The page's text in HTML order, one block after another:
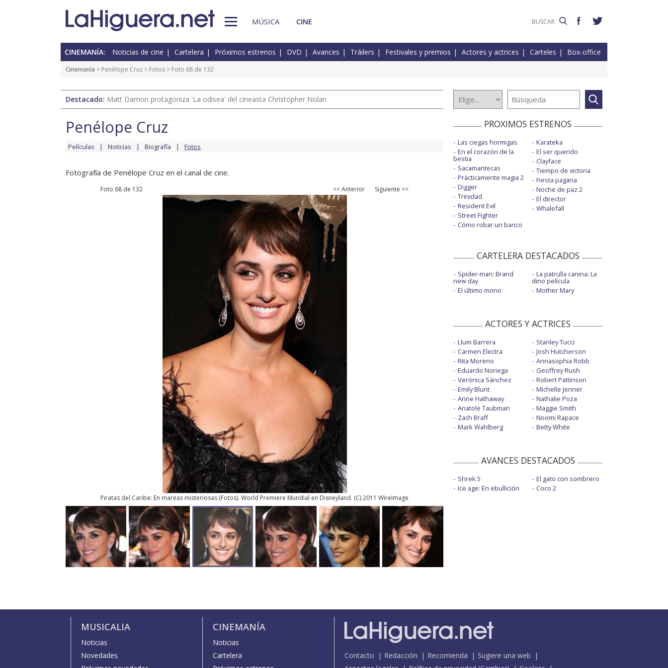
MÚSICA CINE
CINEMANÍA: Noticias de cine Cartelera Próximos estrenos DVD Avances Tráilers Festivales y premios Actores y actrices Carteles Box-office
Cinemanía > Penélope Cruz > Fotos > Foto 68 de 132
Destacado: Matt Damon protagoniza 'La odisea' del cineasta Christopher Nolan
Penélope Cruz
Películas Noticias Biografía Fotos
Fotografía de Penélope Cruz en el canal de cine.
Foto 68 de 132 << Anterior Siguiente >>
Piratas del Caribe: En mareas misteriosas (Fotos). World Premiere Mundial en Disneyland. (C) 2011 WireImage
PROXIMOS ESTRENOS
Las ciegas hormigas
En el corazón de la
bestia
Sacamantecas
Prácticamente magia 2
Digger
Trinidad
Resident Evil
Street Fighter
Cómo robar un banco
Karateka
El ser querido
Clayface
Tiempo de victoria
Fiesta pagäna
Noche de paz 2
El director
Whalefall
CARTELERA DESTACADOS
Spider-man: Brand
new day
El último mono
La patrulla canina: La
dino película
Mother Mary
ACTORES Y ACTRICES
Llum Barrera
Carmen Electra
Rita Moreno
Eduardo Noriega
Verónica Sánchez
Emily Blunt
Anne Hathaway
Anatole Taubman
Zach Braff
Mark Wahlberg
Stanley Tucci
Josh Hutcherson
Annasophia Robb
Geoffrey Rush
Robert Pattinson
Michelle Jenner
Nathalie Poza
Maggie Smith
Noomi Rapace
Betty White
AVANCES DESTACADOS
Shrek 5
Ice age: En ebullición
El gato con sombrero
Coco 2
MUSICALIA
Noticias
Novedades
CINEMANÍA
Noticias
Cartelera
Contacto Redacción Recomienda
Sugiere una web